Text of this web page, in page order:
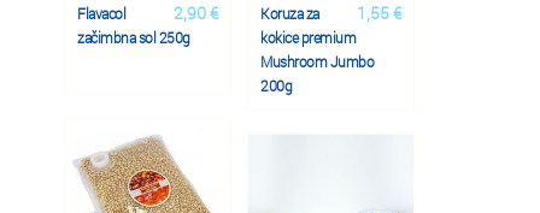
2,90 €
Flavacol
začimbna sol 250g
1,55 €
Koruza za
kokice premium
Mushroom Jumbo
200g